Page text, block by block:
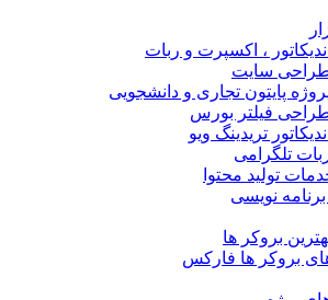
، اکسپرت و ربات
سایت
پایتون تجاری و دانشجویی
فیلتر بورس
تریدینگ ویو
تلگرامی
تولید محتوا
برنامه نویسی
بروکر ها
بروکر ها فارکس